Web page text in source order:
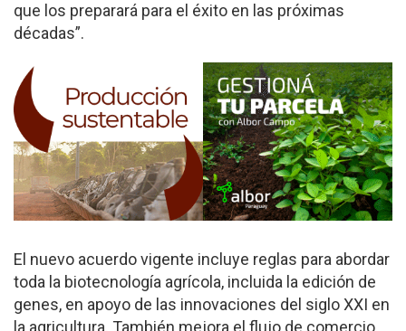
que los preparará para el éxito en las próximas
décadas”.
El nuevo acuerdo vigente incluye reglas para abordar
toda la biotecnología agrícola, incluida la edición de
genes, en apoyo de las innovaciones del siglo XXI en
la agricultura. También mejora el flujo de comercio